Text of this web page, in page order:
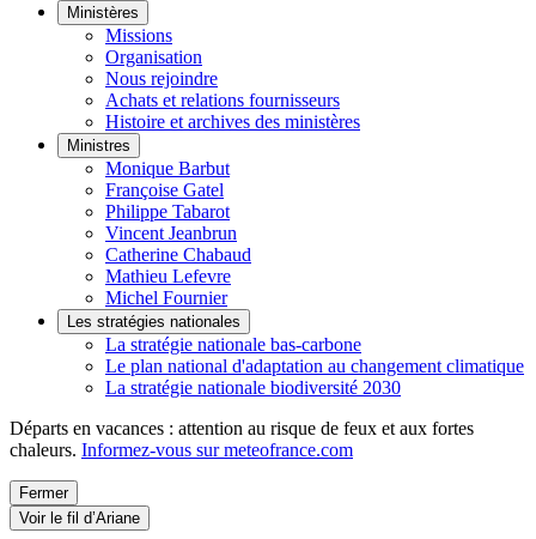
Ministères
Missions
Organisation
Nous rejoindre
Achats et relations fournisseurs
Histoire et archives des ministères
Ministres
Monique Barbut
Françoise Gatel
Philippe Tabarot
Vincent Jeanbrun
Catherine Chabaud
Mathieu Lefevre
Michel Fournier
Les stratégies nationales
La stratégie nationale bas-carbone
Le plan national d'adaptation au changement climatique
La stratégie nationale biodiversité 2030
Départs en vacances : attention au risque de feux et aux fortes
chaleurs. Informez-vous sur meteofrance.com
Fermer
Voir le fil d’Ariane